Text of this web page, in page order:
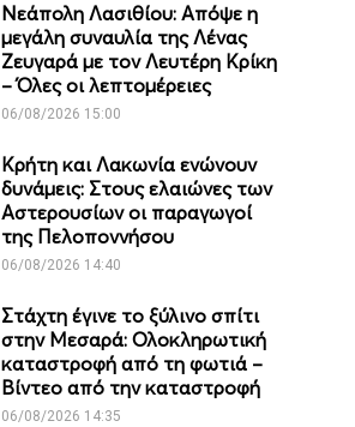
Νεάπολη Λασιθίου: Απόψε η
μεγάλη συναυλία της Λένας
Ζευγαρά με τον Λευτέρη Κρίκη
– Όλες οι λεπτομέρειες
06/08/2026 15:00
Κρήτη και Λακωνία ενώνουν
δυνάμεις: Στους ελαιώνες των
Αστερουσίων οι παραγωγοί
της Πελοποννήσου
06/08/2026 14:40
Στάχτη έγινε το ξύλινο σπίτι
στην Μεσαρά: Ολοκληρωτική
καταστροφή από τη φωτιά –
Βίντεο από την καταστροφή
06/08/2026 14:35